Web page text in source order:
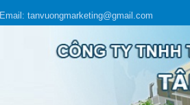
Email: tanvuongmarketing@gmail.com